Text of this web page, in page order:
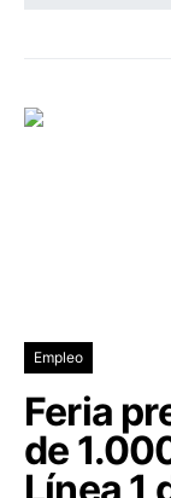
Empleo
Feria
de